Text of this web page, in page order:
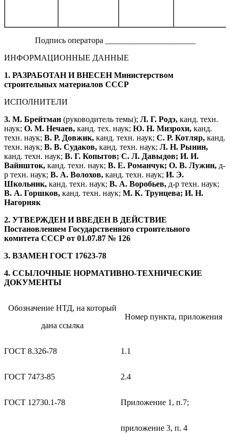
Подпись оператора ______________________
ИНФОРМАЦИОННЫЕ ДАННЫЕ
1. РАЗРАБОТАН И ВНЕСЕН Министерством
строительных материалов СССР
ИСПОЛНИТЕЛИ
3. М. Брейтман (руководитель темы); Л. Г. Родэ, канд. техн.
наук; О. М. Нечаев, канд. тех. наук; Ю. Н. Мизрохи, канд.
техн. наук; В. Р. Довжик, канд. техн. наук; С. Р. Котляр, канд.
техн. наук; В. В. Судаков, канд. техн. наук; Л. Н. Рынин,
канд. техн. наук; В. Г. Копытов; С. Л. Давыдов; И. И.
Вайншток, канд. техн. наук; В. Е. Романчук; О. В. Лужин, д-
р техн. наук; В. А. Волохов, канд. техн. наук; И. Э.
Школьник, канд. техн. наук; В. А. Воробьев, д-р техн. наук;
В. А. Горшков, канд. техн. наук; М. К. Трунцева; И. Н.
Нагорняк
2. УТВЕРЖДЕН И ВВЕДЕН В ДЕЙСТВИЕ
Постановлением Государственного строительного
комитета СССР от 01.07.87 № 126
3. ВЗАМЕН ГОСТ 17623-78
4. ССЫЛОЧНЫЕ НОРМАТИВНО-ТЕХНИЧЕСКИЕ
ДОКУМЕНТЫ
Обозначение НТД, на который
дана ссылка
Номер пункта, приложения
ГОСТ 8.326-78 1.1
ГОСТ 7473-85 2.4
ГОСТ 12730.1-78 Приложение 1, п.7;
приложение 3, п. 4